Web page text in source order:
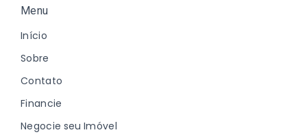
Menu
Início
Sobre
Contato
Financie
Negocie seu Imóvel